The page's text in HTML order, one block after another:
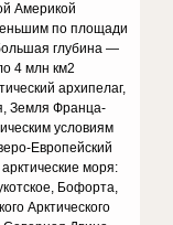
Америкой
по площади
глубина —
4 млн км2
архипелаг,
Земля Франца-
условиям
Европейский
моря:
Бофорта,
Арктического